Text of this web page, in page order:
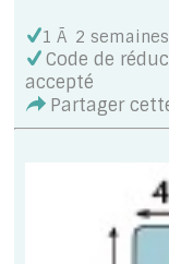
1 Ã 2 semaines
Code de
accepté
Partager